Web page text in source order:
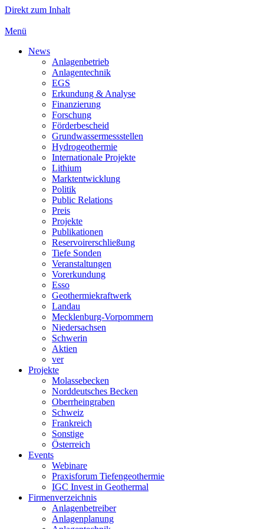
Direkt zum Inhalt
Menü
News
Anlagenbetrieb
Anlagentechnik
EGS
Erkundung & Analyse
Finanzierung
Forschung
Förderbescheid
Grundwassermessstellen
Hydrogeothermie
Internationale Projekte
Lithium
Marktentwicklung
Politik
Public Relations
Preis
Projekte
Publikationen
Reservoirerschließung
Tiefe Sonden
Veranstaltungen
Vorerkundung
Esso
Geothermiekraftwerk
Landau
Mecklenburg-Vorpommern
Niedersachsen
Schwerin
Aktien
ver
Projekte
Molassebecken
Norddeutsches Becken
Oberrheingraben
Schweiz
Frankreich
Sonstige
Österreich
Events
Webinare
Praxisforum Tiefengeothermie
IGC Invest in Geothermal
Firmenverzeichnis
Anlagenbetreiber
Anlagenplanung